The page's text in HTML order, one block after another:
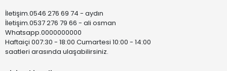
İletişim.0546 276 69 74 - aydın
İletişim.0537 276 79 66 - ali osman
Whatsapp.0000000000
Haftaiçi 007:30 - 18:00 Cumartesi 10:00 - 14:00
saatleri arasında ulaşabilirsiniz.